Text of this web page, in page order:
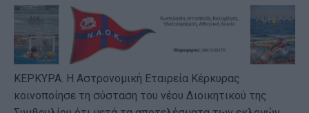
ΚΕΡΚΥΡΑ. Η Αστρονομική Εταιρεία Κέρκυρας
κοινοποίησε τη σύσταση του νέου Διοικητικού της